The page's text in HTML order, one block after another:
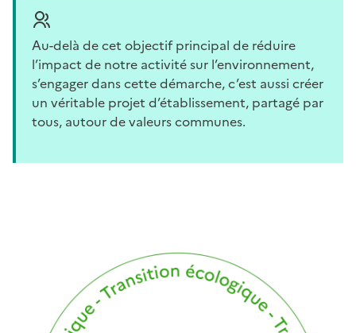
Au-delà de cet objectif principal de réduire
l’impact de notre activité sur l’environnement,
s’engager dans cette démarche, c’est aussi créer
un véritable projet d’établissement, partagé par
tous, autour de valeurs communes.